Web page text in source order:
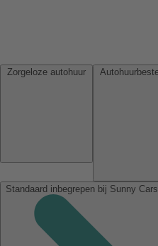
Standaard inbegrepen bij Sunny Cars